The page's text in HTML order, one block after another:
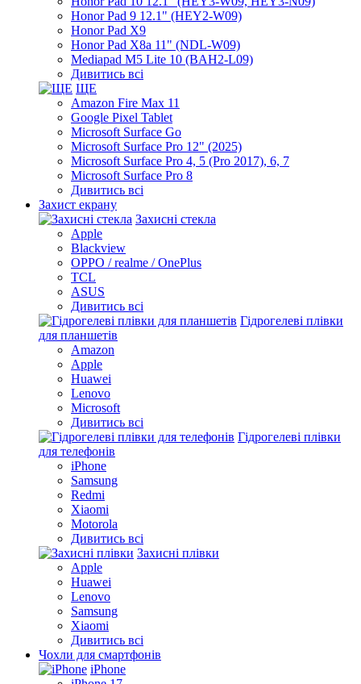
Honor Pad 9 12.1" (HEY2-W09)
Honor Pad X9
Honor Pad X8a 11" (NDL-W09)
Mediapad M5 Lite 10 (BAH2-L09)
Дивитись всі
ЩЕ
Amazon Fire Max 11
Google Pixel Tablet
Microsoft Surface Go
Microsoft Surface Pro 12" (2025)
Microsoft Surface Pro 4, 5 (Pro 2017), 6, 7
Microsoft Surface Pro 8
Дивитись всі
Захист екрану
Захисні стекла
Apple
Blackview
OPPO / realme / OnePlus
TCL
ASUS
Дивитись всі
Гідрогелеві плівки
для планшетів
Amazon
Apple
Huawei
Lenovo
Microsoft
Дивитись всі
Гідрогелеві плівки
для телефонів
iPhone
Samsung
Redmi
Xiaomi
Motorola
Дивитись всі
Захисні плівки
Apple
Huawei
Lenovo
Samsung
Xiaomi
Дивитись всі
Чохли для смартфонів
iPhone